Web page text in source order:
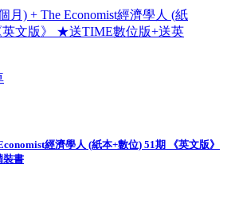
經濟學人 (紙本+數位) 51期 《英文版》
書